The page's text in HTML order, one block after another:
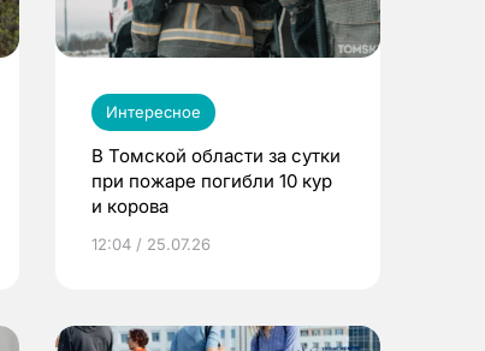
Интересное
В Томской области за сутки
при пожаре погибли 10 кур
и корова
12:04 / 25.07.26